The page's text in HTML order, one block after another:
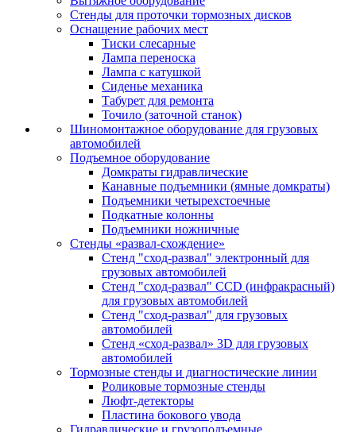
Стенды для проточки тормозных дисков
Оснащение рабочих мест
Тиски слесарные
Лампа переноска
Лампа с катушкой
Сиденье механика
Табурет для ремонта
Точило (заточной станок)
Шиномонтажное оборудование для грузовых
автомобилей
Подъемное оборудование
Домкраты гидравлические
Канавные подъемники (ямные домкраты)
Подъемники четырехстоечные
Подкатные колонны
Подъемники ножничные
Стенды «развал-схождение»
Стенд "сход-развал" электронный для
грузовых автомобилей
Стенд "сход-развал" CCD (инфракрасный)
для грузовых автомобилей
Стенд "сход-развал" для грузовых
автомобилей
Стенд «сход-развал» 3D для грузовых
автомобилей
Тормозные стенды и диагностические линии
Роликовые тормозные стенды
Люфт-детекторы
Пластина бокового увода
Гидравлические и грузоподъемные